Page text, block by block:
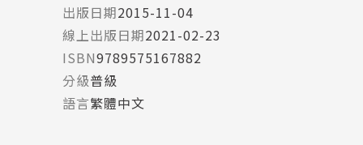
出版日期2015-11-04
線上出版日期2021-02-23
ISBN9789575167882
分級普級
語言繁體中文